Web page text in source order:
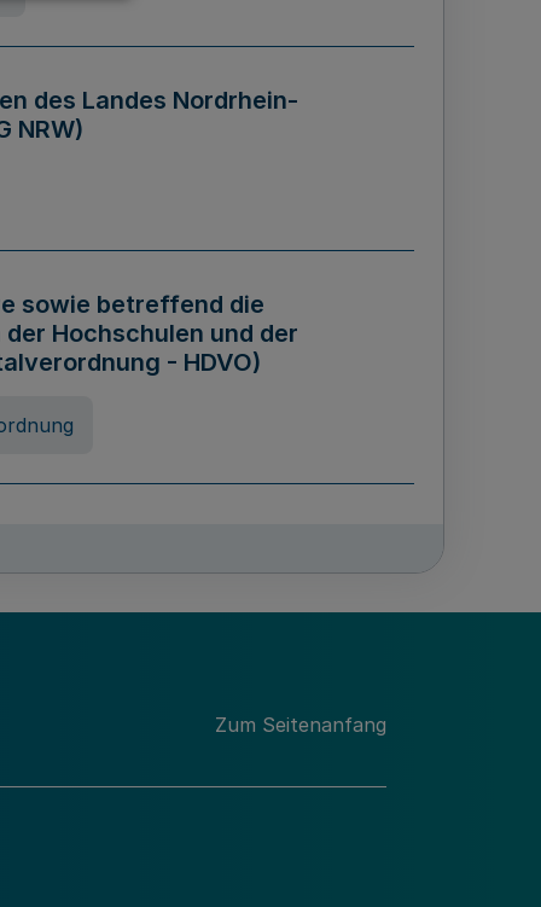
des Landes Nordrhein-
NRW)
sowie betreffend die
Hochschulen und der
- HDVO)
des Landes Nordrhein-
Zum Seitenanfang